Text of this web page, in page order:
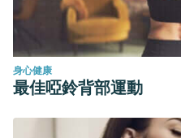
doi:10.1097/
Hempel S. Probiotics for
2014;139(3):339-341.
Isolauri E. Probiotics for
2003;52(3):436-437.
身心健康
最佳啞鈴背部運動